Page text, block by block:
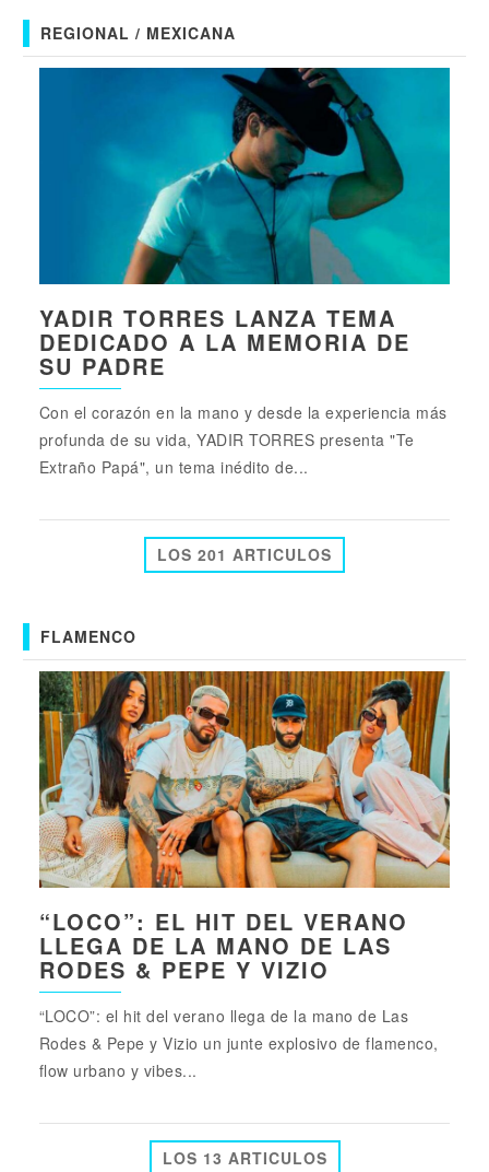
REGIONAL / MEXICANA
YADIR TORRES LANZA TEMA
DEDICADO A LA MEMORIA DE
SU PADRE
Con el corazón en la mano y desde la experiencia más
profunda de su vida, YADIR TORRES presenta "Te
Extraño Papá", un tema inédito de...
LOS 201 ARTICULOS
FLAMENCO
“LOCO”: EL HIT DEL VERANO
LLEGA DE LA MANO DE LAS
RODES & PEPE Y VIZIO
“LOCO”: el hit del verano llega de la mano de Las
Rodes & Pepe y Vizio un junte explosivo de flamenco,
flow urbano y vibes...
LOS 13 ARTICULOS